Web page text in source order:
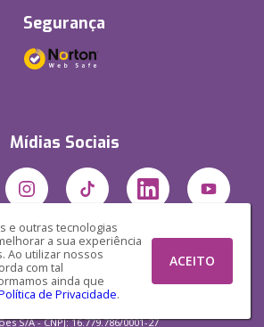
e outras tecnologias
a sua experiência
Ao utilizar nossos
com tal
ainda que
de Privacidade.
ACEITO
Segurança
Mídias Sociais
S/A - CNPJ: 16.779.786/0001-27